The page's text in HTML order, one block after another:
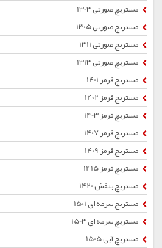
مستربچ صورتی 1303
مستربچ صورتی 1305
مستربچ صورتی 1311
مستربچ صورتی 1313
مستربچ قرمز 1401
مستربچ قرمز 1402
مستربچ قرمز 1403
مستربچ قرمز 1407
مستربچ قرمز 1409
مستربچ قرمز 1415
مستربچ بنفش 1420
مستربچ سرمه ای 1501
مستربچ سرمه ای 1503
مستربچ آبی 1505